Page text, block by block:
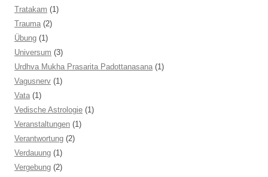
Tratakam (1)
Trauma (2)
Übung (1)
Universum (3)
Urdhva Mukha Prasarita Padottanasana (1)
Vagusnerv (1)
Vata (1)
Vedische Astrologie (1)
Veranstaltungen (1)
Verantwortung (2)
Verdauung (1)
Vergebung (2)